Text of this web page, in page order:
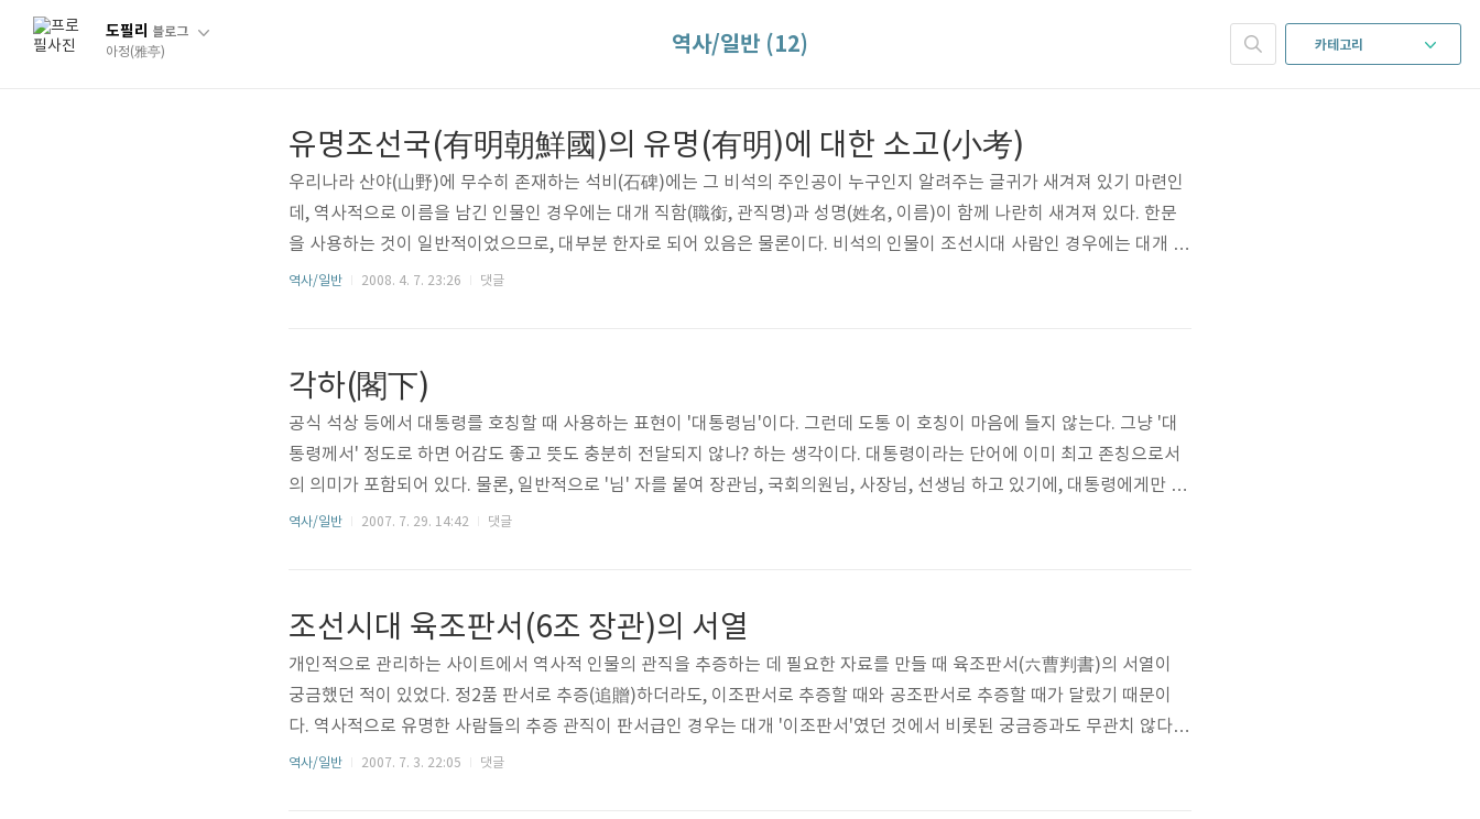
도필리 블로그
아정(雅亭) 카테고리
역사/일반 (12)
유명조선국(有明朝鮮國)의 유명(有明)에 대한 소고(小考)
우리나라 산야(山野)에 무수히 존재하는 석비(石碑)에는 그 비석의 주인공이 누구인지 알려주는 글귀가 새겨져 있기 마련인
데, 역사적으로 이름을 남긴 인물인 경우에는 대개 직함(職銜, 관직명)과 성명(姓名, 이름)이 함께 나란히 새겨져 있다. 한문
을 사용하는 것이 일반적이었으므로, 대부분 한자로 되어 있음은 물론이다. 비석의 인물이 조선시대 사람인 경우에는 대개 직
함의 서두에 '유명조선국(有明朝鮮國)'이라는 표현이 들어가 있다. 신라 시대의 인물이면 '유당신라국(有唐新羅國)', 고려 시
역사/일반 2008. 4. 7. 23:26 댓글
각하(閣下)
공식 석상 등에서 대통령를 호칭할 때 사용하는 표현이 '대통령님'이다. 그런데 도통 이 호칭이 마음에 들지 않는다. 그냥 '대
통령께서' 정도로 하면 어감도 좋고 뜻도 충분히 전달되지 않나? 하는 생각이다. 대통령이라는 단어에 이미 최고 존칭으로서
의 의미가 포함되어 있다. 물론, 일반적으로 '님' 자를 붙여 장관님, 국회의원님, 사장님, 선생님 하고 있기에, 대통령에게만 안
붙이면 어딘가 이상한 느낌이 들어서, 혹은 지나친 격식 파괴라고 생각되어서 '님'을 붙인 것인지는 모를 일이지만. 제5공화국
역사/일반 2007. 7. 29. 14:42 댓글
조선시대 육조판서(6조 장관)의 서열
개인적으로 관리하는 사이트에서 역사적 인물의 관직을 추증하는 데 필요한 자료를 만들 때 육조판서(六曹判書)의 서열이
궁금했던 적이 있었다. 정2품 판서로 추증(追贈)하더라도, 이조판서로 추증할 때와 공조판서로 추증할 때가 달랐기 때문이
다. 역사적으로 유명한 사람들의 추증 관직이 판서급인 경우는 대개 '이조판서'였던 것에서 비롯된 궁금증과도 무관치 않다.
추증을 설명하자면, 어떤 인물이 죽은 후에 그 사람의 생전 관직(직함)을 올려주는 것을 말한다. 오늘날의 계급, 훈장 추서(追
역사/일반 2007. 7. 3. 22:05 댓글